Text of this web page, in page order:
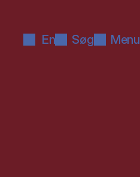
En Søg Menu